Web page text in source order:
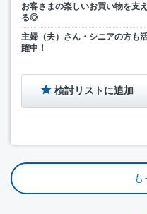
お客さまの楽しいお買い物を支え
る◎
主婦（夫）さん・シニアの方も
躍中！
検討リストに追加
も